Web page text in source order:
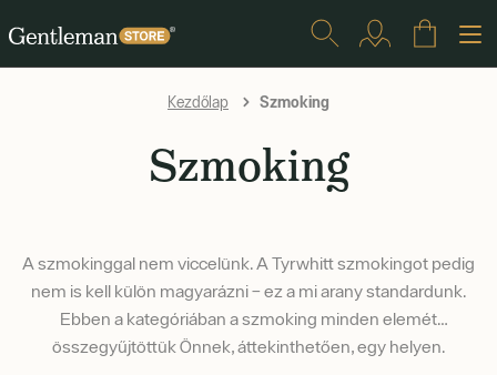
Kezdőlap Szmoking
Szmoking
A szmokinggal nem viccelünk. A Tyrwhitt szmokingot pedig
nem is kell külön magyarázni – ez a mi arany standardunk.
Ebben a kategóriában a szmoking minden elemét
összegyűjtöttük Önnek, áttekinthetően, egy helyen.